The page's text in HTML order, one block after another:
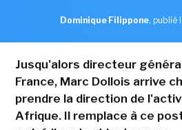
Dominique Filippone, publié
Jusqu'alors directeur
France, Marc Dollois arrive
prendre la direction de
Afrique. Il remplace à ce